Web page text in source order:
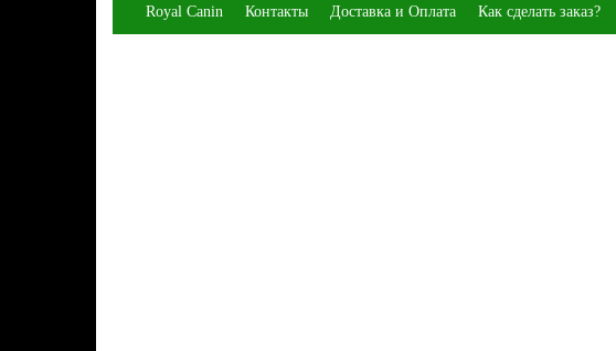
Royal Canin Контакты Доставка и Оплата Как сделать заказ?